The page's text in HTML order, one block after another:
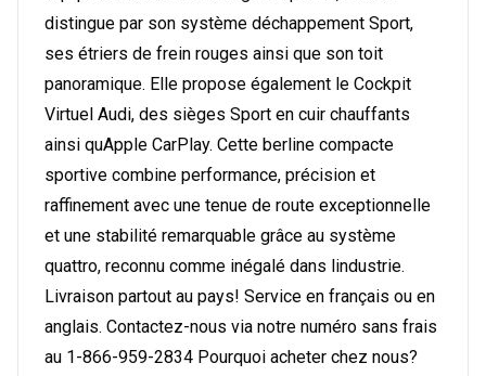
distingue par son système déchappement Sport,
ses étriers de frein rouges ainsi que son toit
panoramique. Elle propose également le Cockpit
Virtuel Audi, des sièges Sport en cuir chauffants
ainsi quApple CarPlay. Cette berline compacte
sportive combine performance, précision et
raffinement avec une tenue de route exceptionnelle
et une stabilité remarquable grâce au système
quattro, reconnu comme inégalé dans lindustrie.
Livraison partout au pays! Service en français ou en
anglais. Contactez-nous via notre numéro sans frais
au 1-866-959-2834 Pourquoi acheter chez nous?